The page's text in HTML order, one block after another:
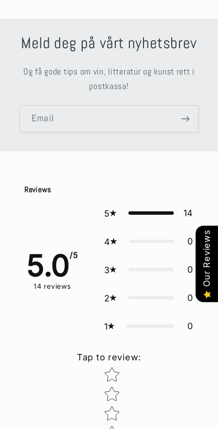
Meld deg på vårt nyhetsbrev
Og få gode tips om vin, litteratur og kunst rett i
postkassa!
Email
Reviews
5.0/5
14 reviews
5 14
4 0
3 0
2 0
1 0
Tap to review:
Star rating
Our Reviews